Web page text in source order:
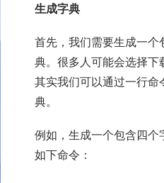
生成字典
首先，我们需要生成一个
典。很多人可能会选择下
其实我们可以通过一行命
典。
例如，生成一个包含四个
如下命令：